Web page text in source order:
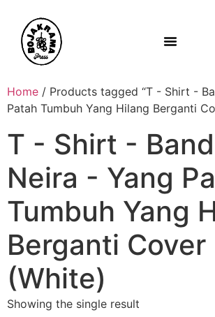
Home / Products tagged “T - Shirt -
Patah Tumbuh Yang Hilang Berganti
T - Shirt -
Neira - Yang
Tumbuh Yang
Berganti Cover
(White)
Showing the single result